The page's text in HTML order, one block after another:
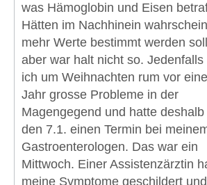
was Hämoglobin und Eisen
Hätten im Nachhinein
mehr Werte bestimmt werden
aber war halt nicht so. Jedenfalls
ich um Weihnachten rum vor
Jahr grosse Probleme in der
Magengegend und hatte deshalb
den 7.1. einen Termin bei
Gastroenterologen. Das war ein
Mittwoch. Einer Assistenzärztin
meine Symptome geschildert